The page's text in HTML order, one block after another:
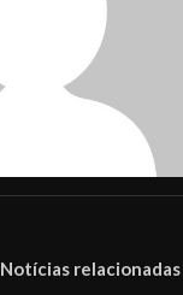
Notícias relacionadas